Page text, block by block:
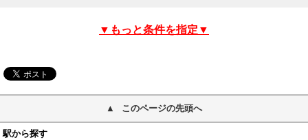
▼もっと条件を指定▼
このページの先頭へ
駅から探す